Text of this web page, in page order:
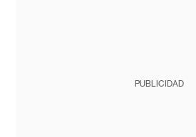
PUBLICIDAD